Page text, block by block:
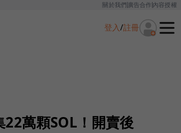
關於我們廣告合作內容授權
登入/註冊
萬顆SOL！開賣後